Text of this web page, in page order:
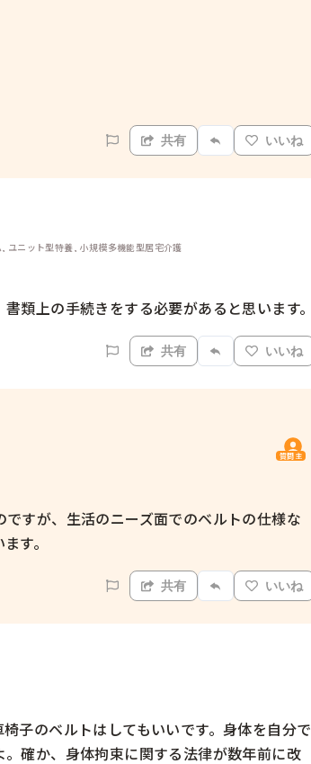
共有 いいね
ユニット型特養, 小規模多機能型居宅介護
類上の手続きをする必要があると思います。
共有 いいね
質問主
すが、生活のニーズ面でのベルトの仕様な
す。
共有 いいね
子のベルトはしてもいいです。身体を自分で
確か、身体拘束に関する法律が数年前に改